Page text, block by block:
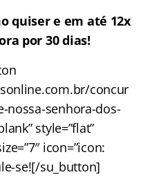
quiser e em até 12x
por 30 dias!
concur
nossa-senhora-dos-
style=”flat”
icon=”icon:
se![/su_button]